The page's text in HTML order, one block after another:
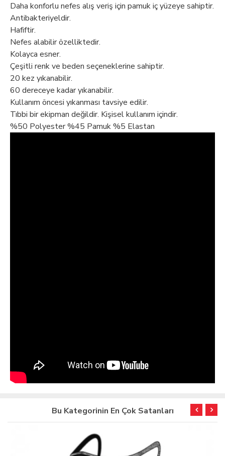
Daha konforlu nefes alış veriş için pamuk iç yüzeye sahiptir.
Antibakteriyeldir.
Hafiftir.
Nefes alabilir özelliktedir.
Kolayca esner.
Çeşitli renk ve beden seçeneklerine sahiptir.
20 kez yıkanabilir.
60 dereceye kadar yıkanabilir.
Kullanım öncesi yıkanması tavsiye edilir.
Tıbbi bir ekipman değildir. Kişisel kullanım içindir.
%50 Polyester %45 Pamuk %5 Elastan
Bu Kategorinin En Çok Satanları